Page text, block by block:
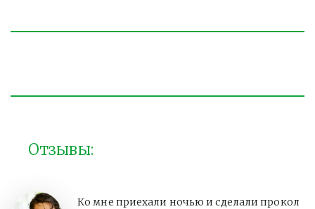
Отзывы:
Ко мне приехали ночью и сделали прокол